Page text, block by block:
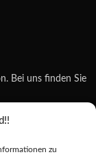
zu
Bei uns finden Sie